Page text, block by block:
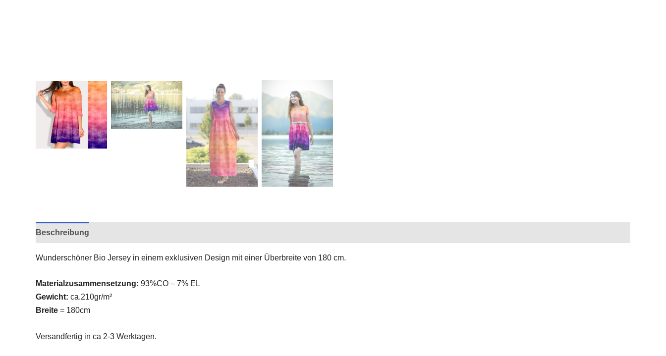
Beschreibung
Wunderschöner Bio Jersey in einem exklusiven Design mit einer Überbreite von 180 cm.
Materialzusammensetzung: 93%CO – 7% EL
Gewicht: ca.210gr/m²
Breite= 180cm
Versandfertig in ca 2-3 Werktagen.